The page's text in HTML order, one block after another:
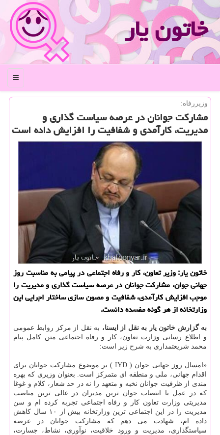
خاتون یار
منو
وزیررفاه:
مشاركت جوانان در عرصه سیاست گذاری و
مدیریت، كارآمدی و شفافیت را افزایش داده است
خاتون یار: وزیر تعاون، كار و رفاه اجتماعی در پیامی به مناسبت روز
جهانی جوان، مشاركت جوانان در عرصه سیاست گذاری و مدیریت را
موجب افزایش كارآمدی، شفافیت و مصون سازی ساختار اجرایی این
وزارتخانه از هر گونه مفسده دانست.
به گزارش خاتون یار به نقل از ایسنا، به نقل از مرکز روابط عمومی
و اطلاع رسانی وزارت تعاون، کار و رفاه اجتماعی متن کامل پیام
محمد شریعتمداری به شرح زیر است:
«امسال روز جهانی جوان ( IYD ) بر موضوع مشارکت جوانان برای
اقدام جهانی، ملی و منطقه ای متمرکز است. بعنوان وزیری که بهره
مندی از ظرفیت جوانان نخبه و متعهد را نه در حد شعار، کلام و غوغا
که در عمل با انتصاب جوان ترین مدیران در عالی ترین مناصب
مدیریتی وزارت تعاون کار و رفاه اجتماعی تجربه کرده ام و سن
مدیریت را در این اجتماعی ترین وزارتخانه بیش از ۱۰ سال کاهش
داده ام، شهادت می دهم که مشارکت جوانان در عرصه
سیاستگذاری، مدیریت و ورود خلاقیت، نوآوری، نشاط، جسارت،